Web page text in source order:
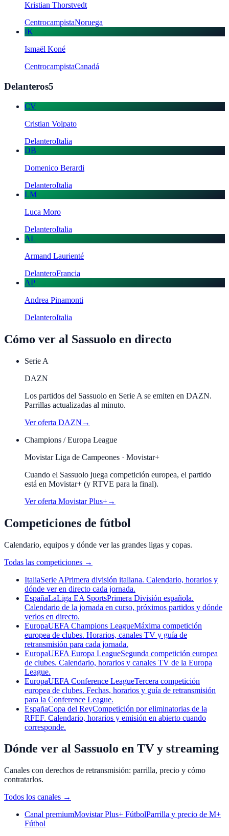
Kristian Thorstvedt
CentrocampistaNoruega
IK
Ismaël Koné
CentrocampistaCanadá
Delanteros5
CV
Cristian Volpato
DelanteroItalia
DB
Domenico Berardi
DelanteroItalia
LM
Luca Moro
DelanteroItalia
AL
Armand Laurienté
DelanteroFrancia
AP
Andrea Pinamonti
DelanteroItalia
Cómo ver al Sassuolo en directo
Serie A
DAZN
Los partidos del Sassuolo en Serie A se emiten en DAZN.
Parrillas actualizadas al minuto.
Ver oferta DAZN →
Champions / Europa League
Movistar Liga de Campeones · Movistar+
Cuando el Sassuolo juega competición europea, el partido
está en Movistar+ (y RTVE para la final).
Ver oferta Movistar Plus+→
Competiciones de fútbol
Calendario, equipos y dónde ver las grandes ligas y copas.
Todas las competiciones →
ItaliaSerie APrimera división italiana. Calendario, horarios y
dónde ver en directo cada jornada.
EspañaLaLiga EA SportsPrimera División española.
Calendario de la jornada en curso, próximos partidos y dónde
verlos en directo.
EuropaUEFA Champions LeagueMáxima competición
europea de clubes. Horarios, canales TV y guía de
retransmisión para cada jornada.
EuropaUEFA Europa LeagueSegunda competición europea
de clubes. Calendario, horarios y canales TV de la Europa
League.
EuropaUEFA Conference LeagueTercera competición
europea de clubes. Fechas, horarios y guía de retransmisión
para la Conference League.
EspañaCopa del ReyCompetición por eliminatorias de la
RFEF. Calendario, horarios y emisión en abierto cuando
corresponde.
Dónde ver al Sassuolo en TV y streaming
Canales con derechos de retransmisión: parrilla, precio y cómo
contratarlos.
Todos los canales →
Canal premiumMovistar Plus+ FútbolParrilla y precio de M+
Fútbol